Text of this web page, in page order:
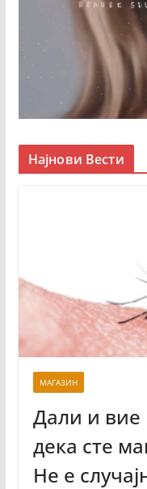
Најнови Вести
МАГАЗИН
Дали и вие
дека сте
Не е